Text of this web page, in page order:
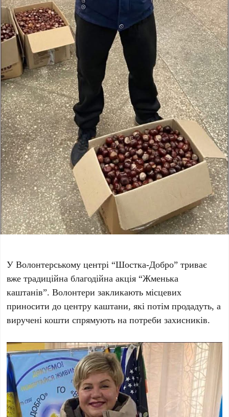
У Волонтерському центрі “Шостка-Добро” триває
вже традиційна благодійна акція “Жменька
каштанів”. Волонтери закликають місцевих
приносити до центру каштани, які потім продадуть, а
виручені кошти спрямують на потреби захисників.